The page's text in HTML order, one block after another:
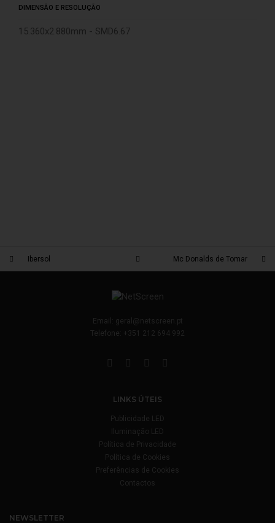
DIMENSÃO E RESOLUÇÃO
15.360x2.880mm - SMD6.67
Ibersol Mc Donalds de Tomar
Email:
geral@netscreen.pt
Telefone:
+351 212 694 992
LINKS ÚTEIS
Publicidade LED
Iluminação LED
Política de Privacidade
Política de Cookies
Preferências de Cookies
Contactos
NEWSLETTER